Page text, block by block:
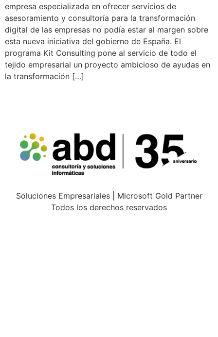
empresa especializada en ofrecer servicios de
asesoramiento y consultoría para la transformación
digital de las empresas no podía estar al margen sobre
esta nueva iniciativa del gobierno de España. El
programa Kit Consulting pone al servicio de todo el
tejido empresarial un proyecto ambicioso de ayudas en
la transformación […]
Soluciones Empresariales | Microsoft Gold Partner
Todos los derechos reservados